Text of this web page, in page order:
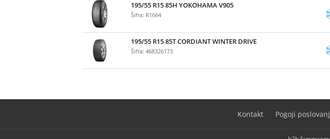
195/55 R15 85H YOKOHAMA V905
Šifra: R1664
195/55 R15 85T CORDIANT WINTER DRIVE
Šifra: 468326173
Kontakt Pogoji